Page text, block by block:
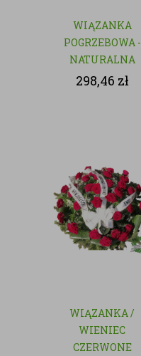
WIĄZANKA
POGRZEBOWA -
NATURALNA
298,46 zł
WIĄZANKA /
WIENIEC
CZERWONE